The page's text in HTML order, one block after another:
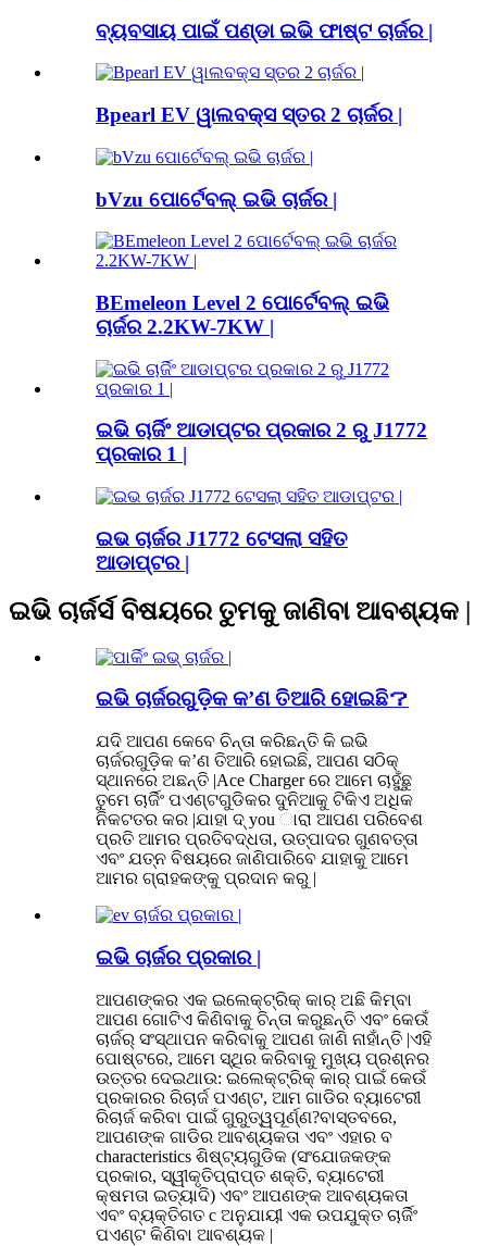
ବ୍ୟବସାୟ ପାଇଁ ପଣ୍ଡା ଇଭି ଫାଷ୍ଟ ଚାର୍ଜର |
Bpearl EV ୱାଲବକ୍ସ ସ୍ତର 2 ଚାର୍ଜର |
bVzu ​​ପୋର୍ଟେବଲ୍ ଇଭି ଚାର୍ଜର |
BEmeleon Level 2 ପୋର୍ଟେବଲ୍ ଇଭି
ଚାର୍ଜର 2.2KW-7KW |
ଇଭି ଚାର୍ଜିଂ ଆଡାପ୍ଟର ପ୍ରକାର 2 ରୁ J1772
ପ୍ରକାର 1 |
ଇଭ ଚାର୍ଜର J1772 ଟେସଲା ସହିତ
ଆଡାପ୍ଟର |
ଇଭି ଚାର୍ଜର୍ସ ବିଷୟରେ ତୁମକୁ ଜାଣିବା ଆବଶ୍ୟକ |
ଇଭି ଚାର୍ଜରଗୁଡ଼ିକ କ’ଣ ତିଆରି ହୋଇଛି？
ଯଦି ଆପଣ କେବେ ଚିନ୍ତା କରିଛନ୍ତି କି ଇଭି
ଚାର୍ଜରଗୁଡ଼ିକ କ’ଣ ତିଆରି ହୋଇଛି, ଆପଣ ସଠିକ୍
ସ୍ଥାନରେ ଅଛନ୍ତି |Ace Charger ରେ ଆମେ ଚାହୁଁଛୁ
ତୁମେ ଚାର୍ଜିଂ ପଏଣ୍ଟଗୁଡିକର ଦୁନିଆକୁ ଟିକିଏ ଅଧିକ
ନିକଟତର କର |ଯାହା ଦ୍ you ାରା ଆପଣ ପରିବେଶ
ପ୍ରତି ଆମର ପ୍ରତିବଦ୍ଧତା, ଉତ୍ପାଦର ଗୁଣବତ୍ତା
ଏବଂ ଯତ୍ନ ବିଷୟରେ ଜାଣିପାରିବେ ଯାହାକୁ ଆମେ
ଆମର ଗ୍ରାହକଙ୍କୁ ପ୍ରଦାନ କରୁ |
ଇଭି ଚାର୍ଜର ପ୍ରକାର |
ଆପଣଙ୍କର ଏକ ଇଲେକ୍ଟ୍ରିକ୍ କାର୍ ଅଛି କିମ୍ବା
ଆପଣ ଗୋଟିଏ କିଣିବାକୁ ଚିନ୍ତା କରୁଛନ୍ତି ଏବଂ କେଉଁ
ଚାର୍ଜର୍ ସଂସ୍ଥାପନ କରିବାକୁ ଆପଣ ଜାଣି ନାହାଁନ୍ତି |ଏହି
ପୋଷ୍ଟରେ, ଆମେ ସ୍ଥିର କରିବାକୁ ମୁଖ୍ୟ ପ୍ରଶ୍ନର
ଉତ୍ତର ଦେଇଥାଉ: ଇଲେକ୍ଟ୍ରିକ୍ କାର୍ ପାଇଁ କେଉଁ
ପ୍ରକାରର ରିଚାର୍ଜ ପଏଣ୍ଟ, ଆମ ଗାଡିର ବ୍ୟାଟେରୀ
ରିଚାର୍ଜ କରିବା ପାଇଁ ଗୁରୁତ୍ୱପୂର୍ଣ୍ଣ?ବାସ୍ତବରେ,
ଆପଣଙ୍କ ଗାଡିର ଆବଶ୍ୟକତା ଏବଂ ଏହାର ବ
characteristics ଶିଷ୍ଟ୍ୟଗୁଡିକ (ସଂଯୋଜକଙ୍କ
ପ୍ରକାର, ସ୍ୱୀକୃତିପ୍ରାପ୍ତ ଶକ୍ତି, ବ୍ୟାଟେରୀ
କ୍ଷମତା ଇତ୍ୟାଦି) ଏବଂ ଆପଣଙ୍କ ଆବଶ୍ୟକତା
ଏବଂ ବ୍ୟକ୍ତିଗତ c ଅନୁଯାୟୀ ଏକ ଉପଯୁକ୍ତ ଚାର୍ଜିଂ
ପଏଣ୍ଟ କିଣିବା ଆବଶ୍ୟକ |